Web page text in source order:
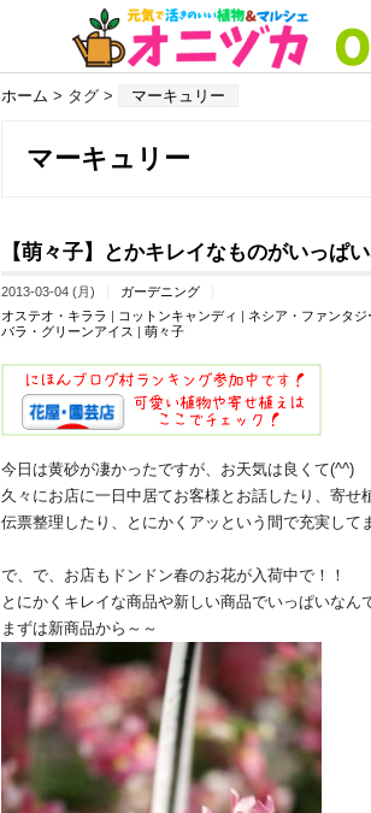
ホーム > タグ > マーキュリー
マーキュリー
【萌々子】とかキレイなものがいっぱ
2013-03-04 (月)
ガーデニング
オステオ・キララ | コットンキャンディ | ネシア・ファンタジ
バラ・グリーンアイス | 萌々子
今日は黄砂が凄かったですが、お天気は良くて(^^)
久々にお店に一日中居てお客様とお話したり、寄せ
伝票整理したり、とにかくアッという間で充実して
で、で、お店もドンドン春のお花が入荷中で！！
とにかくキレイな商品や新しい商品でいっぱいなん
まずは新商品から～～